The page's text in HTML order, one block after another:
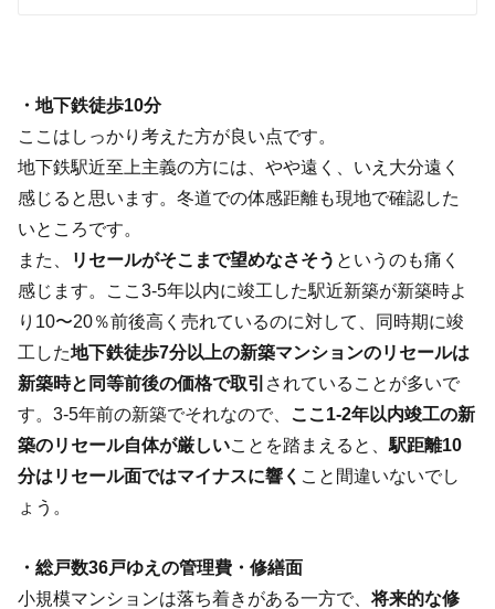
・地下鉄徒歩10分
ここはしっかり考えた方が良い点です。
地下鉄駅近至上主義の方には、やや遠く、いえ大分遠く
感じると思います。冬道での体感距離も現地で確認した
いところです。
また、
リセールがそこまで望めなさそう というのも痛く
感じます。ここ3-5年以内に竣工した駅近新築が新築時よ
り10〜20％前後高く売れているのに対して、同時期に竣
工した地下鉄徒歩7分以上の新築マンションのリセールは
新築時と同等前後の価格で取引 されていることが多いで
す。3-5年前の新築でそれなので、 ここ1-2年以内竣工の新
築のリセール自体が厳しいことを踏まえると、駅距離10
分はリセール面ではマイナスに響く こと間違いないでし
ょう。
・総戸数36戸ゆえの管理費・修繕面
小規模マンションは落ち着きがある一方で、将来的な修